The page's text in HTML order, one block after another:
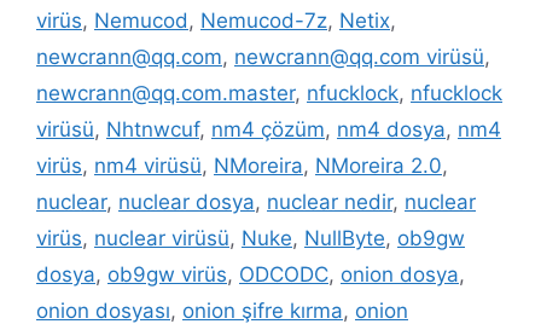
virüs, Nemucod, Nemucod-7z, Netix,
newcrann@qq.com, newcrann@qq.com virüsü,
newcrann@qq.com.master, nfucklock, nfucklock
virüsü, Nhtnwcuf, nm4 çözüm, nm4 dosya, nm4
virüs, nm4 virüsü, NMoreira, NMoreira 2.0,
nuclear, nuclear dosya, nuclear nedir, nuclear
virüs, nuclear virüsü, Nuke, NullByte, ob9gw
dosya, ob9gw virüs, ODCODC, onion dosya,
onion dosyası, onion şifre kırma, onion